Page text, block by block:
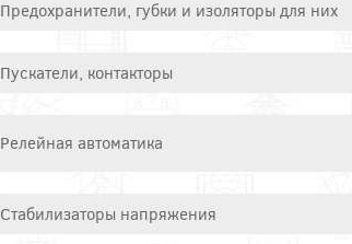
Предохранители, губки и изоляторы для них
Пускатели, контакторы
Релейная автоматика
Стабилизаторы напряжения